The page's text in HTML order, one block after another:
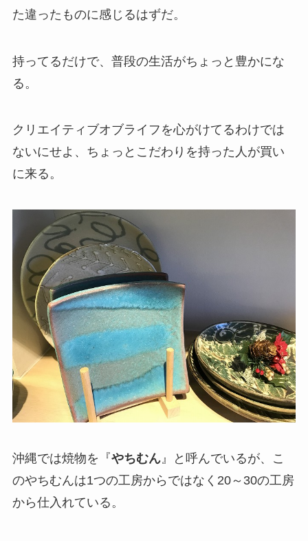
た違ったものに感じるはずだ。
持ってるだけで、普段の生活がちょっと豊かにな
る。
クリエイティブオブライフを心がけてるわけでは
ないにせよ、ちょっとこだわりを持った人が買い
に来る。
沖縄では焼物を『やちむん』と呼んでいるが、こ
のやちむんは1つの工房からではなく20～30の工房
から仕入れている。